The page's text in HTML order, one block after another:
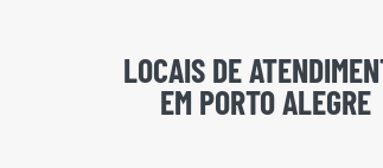
LOCAIS DE
EM PORTO ALEGRE